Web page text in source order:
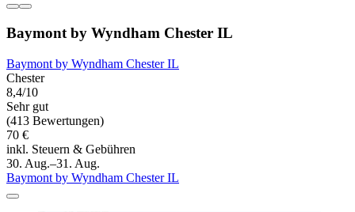
Baymont by Wyndham Chester IL
Baymont by Wyndham Chester IL
Chester
8,4/10
Sehr gut
(413 Bewertungen)
70 €
inkl. Steuern & Gebühren
30. Aug.–31. Aug.
Baymont by Wyndham Chester IL